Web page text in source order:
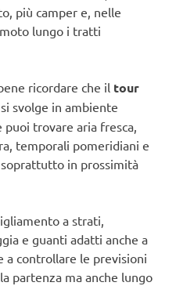
più camper e, nelle
lungo i tratti
ricordare che il tour
si svolge in ambiente
puoi trovare aria fresca,
temporali pomeridiani e
in prossimità
a strati,
e guanti adatti anche a
a controllare le previsioni
partenza ma anche lungo